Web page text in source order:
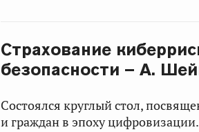
Страхование
безопасности – А.
Состоялся круглый стол,
и граждан в эпоху цифровизации.